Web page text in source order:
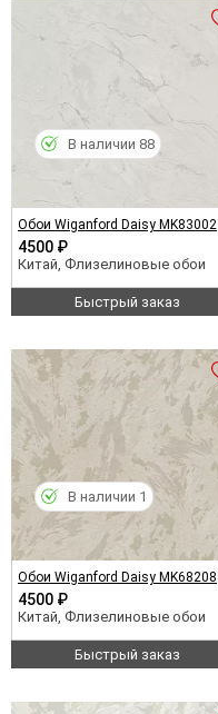
Обои Wiganford Daisy MK83002
4500 ₽
Китай, Флизелиновые обои
Быстрый заказ
В наличии 88
Обои Wiganford Daisy MK68208
4500 ₽
Китай, Флизелиновые обои
Быстрый заказ
В наличии 1